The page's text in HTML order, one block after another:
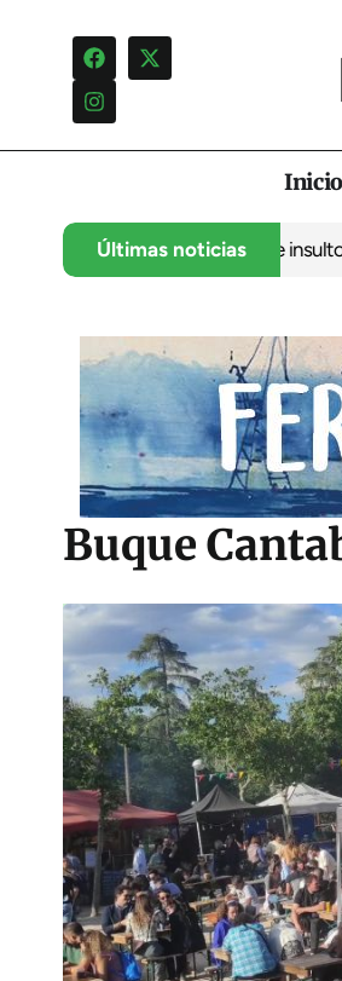
Inicio
Últimas noticias
una campaña de insultos por un
Buque